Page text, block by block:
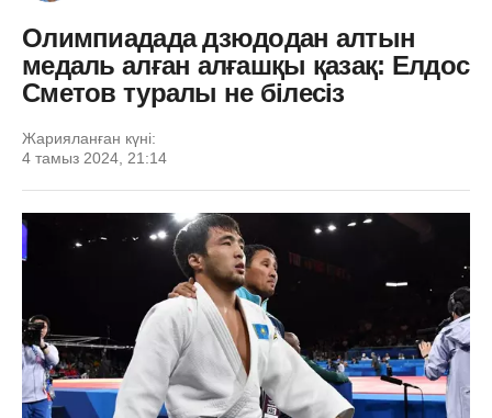
Олимпиадада дзюдодан алтын
медаль алған алғашқы қазақ: Елдос
Сметов туралы не білесіз
Жарияланған күні:
4 тамыз 2024, 21:14